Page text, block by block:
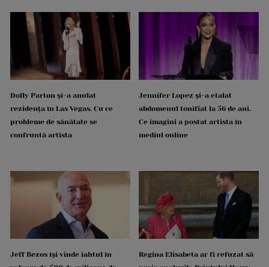
Dolly Parton și-a anulat
rezidența în Las Vegas. Cu ce
probleme de sănătate se
confruntă artista
Jennifer Lopez și-a etalat
abdomenul tonifiat la 56 de ani.
Ce imagini a postat artista în
mediul online
Jeff Bezos își vinde iahtul în
Regina Elisabeta ar fi refuzat să